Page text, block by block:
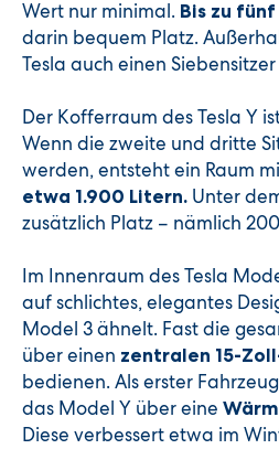
Wert nur minimal. Bis zu
darin bequem Platz.
Tesla auch einen
Der Kofferraum des Tesla Y
Wenn die zweite und dritte
werden, entsteht ein Raum
etwa 1.900 Litern. Unter
zusätzlich Platz – nämlich
Im Innenraum des Tesla
auf schlichtes, elegantes
Model 3 ähnelt. Fast die
über einen zentralen 15-
bedienen. Als erster
das Model Y über eine
Diese verbessert etwa im